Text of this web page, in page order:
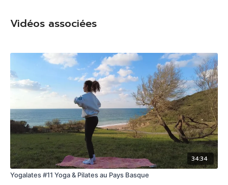
Vidéos associées
34:34
Yogalates #11 Yoga & Pilates au Pays Basque